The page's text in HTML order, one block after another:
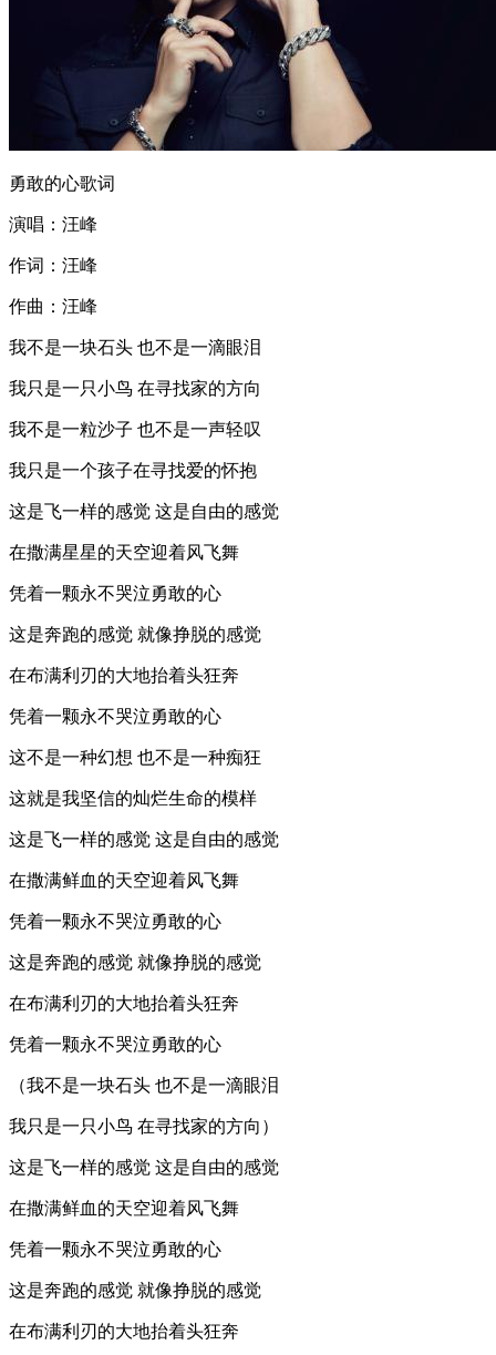
勇敢的心歌词
演唱：汪峰
作词：汪峰
作曲：汪峰
我不是一块石头 也不是一滴眼泪
我只是一只小鸟 在寻找家的方向
我不是一粒沙子 也不是一声轻叹
我只是一个孩子在寻找爱的怀抱
这是飞一样的感觉 这是自由的感觉
在撒满星星的天空迎着风飞舞
凭着一颗永不哭泣勇敢的心
这是奔跑的感觉 就像挣脱的感觉
在布满利刃的大地抬着头狂奔
凭着一颗永不哭泣勇敢的心
这不是一种幻想 也不是一种痴狂
这就是我坚信的灿烂生命的模样
这是飞一样的感觉 这是自由的感觉
在撒满鲜血的天空迎着风飞舞
凭着一颗永不哭泣勇敢的心
这是奔跑的感觉 就像挣脱的感觉
在布满利刃的大地抬着头狂奔
凭着一颗永不哭泣勇敢的心
（我不是一块石头 也不是一滴眼泪
我只是一只小鸟 在寻找家的方向）
这是飞一样的感觉 这是自由的感觉
在撒满鲜血的天空迎着风飞舞
凭着一颗永不哭泣勇敢的心
这是奔跑的感觉 就像挣脱的感觉
在布满利刃的大地抬着头狂奔